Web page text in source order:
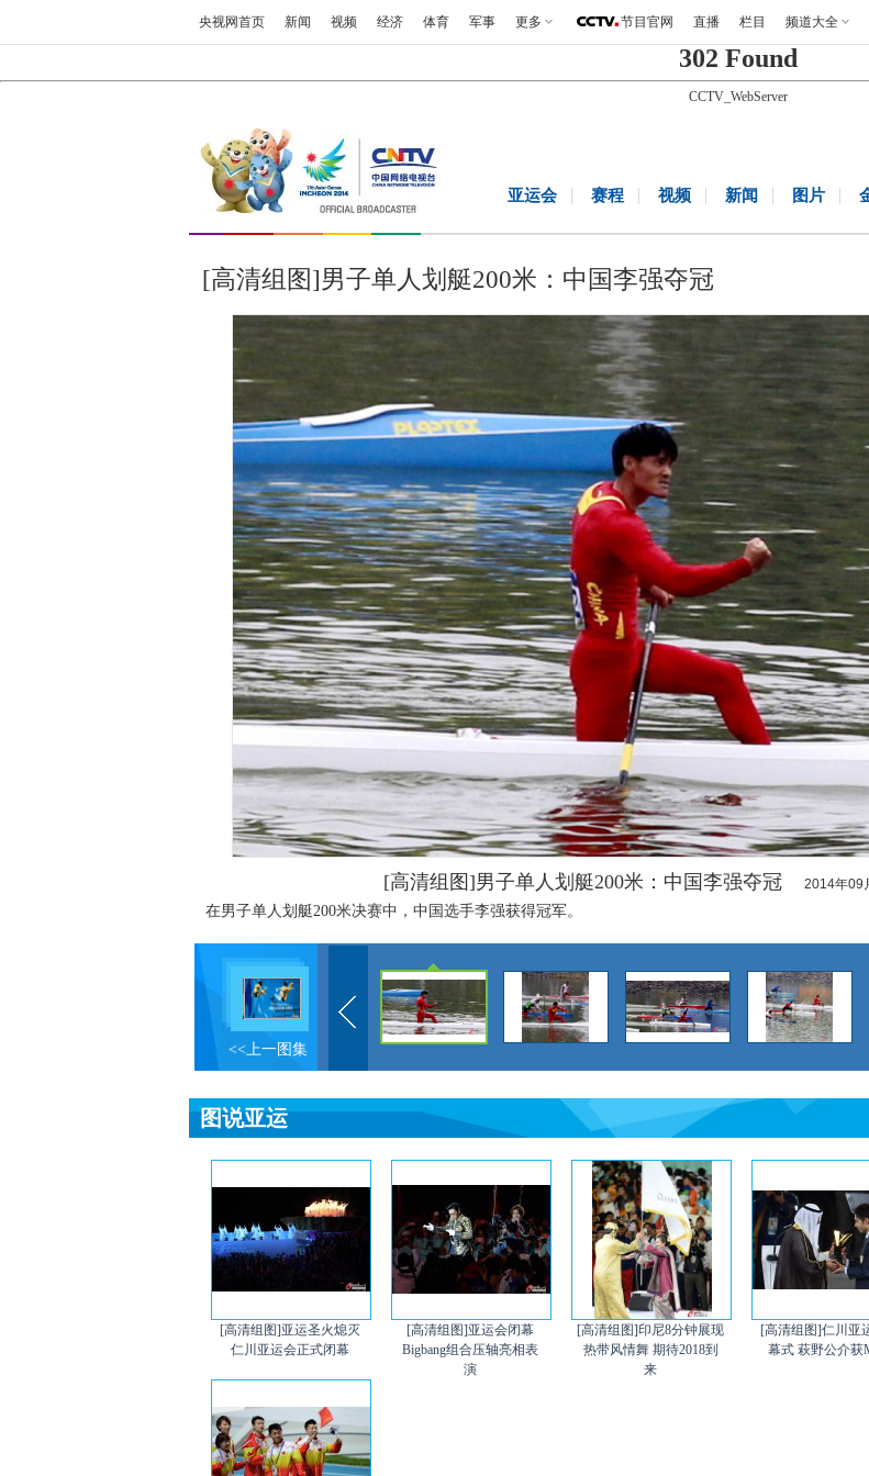
央视网首页 新闻 视频 经济 体育 军事 更多 节目官网 直播 栏目 频道大全
302 Found
CCTV_WebServer
亚运会 赛程 视频 新闻 图片
[高清组图]男子单人划艇200米：中国李强夺冠
[高清组图]男子单人划艇200米：中国李强夺冠 2014年09
在男子单人划艇200米决赛中，中国选手李强获得冠军。
<<上一图集
图说亚运
[高清组图]亚运圣火熄灭
仁川亚运会正式闭幕
[高清组图]亚运会闭幕
Bigbang组合压轴亮相表
演
[高清组图]印尼8分钟展现
热带风情舞 期待2018到
来
[高清组图]仁川亚
幕式 萩野公介获